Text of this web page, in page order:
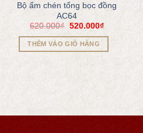
Bộ ấm chén tống bọc đồng
AC64
620.000₫ 520.000₫
THÊM VÀO GIỎ HÀNG